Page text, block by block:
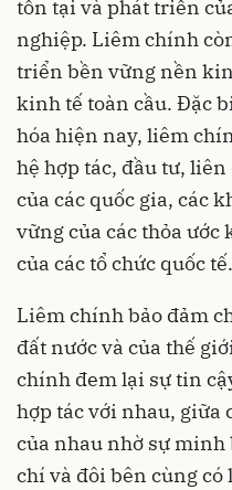
tồn tại và phát triển
nghiệp. Liêm chính
triển bền vững nền
kinh tế toàn cầu. Đặc
hóa hiện nay, liêm
hệ hợp tác, đầu tư,
của các quốc gia, các
vững của các thỏa ước
của các tổ chức quốc tế.
Liêm chính bảo đảm
đất nước và của thế
chính đem lại sự tin
hợp tác với nhau, giữa
của nhau nhờ sự
chí và đôi bên cùng có